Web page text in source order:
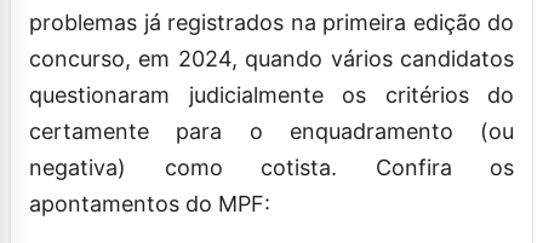
problemas já registrados na primeira edição do
concurso, em 2024, quando vários candidatos
questionaram judicialmente os critérios do
certamente para o enquadramento (ou
negativa) como cotista. Confira os
apontamentos do MPF: